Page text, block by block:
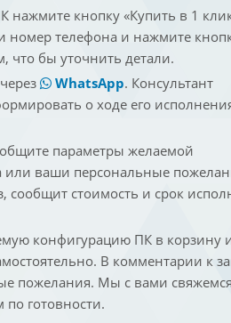
нажмите кнопку «Купить в 1
номер телефона и нажмите
что бы уточнить детали.
WhatsApp. Консультант
о ходе его
параметры желаемой
или ваши персональные
сообщит стоимость и срок
конфигурацию ПК в корзину
В комментарии к
пожелания. Мы с вами
готовности.